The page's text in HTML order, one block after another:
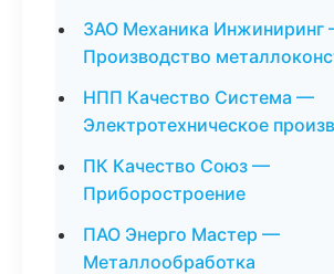
ЗАО Механика Инжиниринг
Производство
НПП Качество Система —
Электротехническое
ПК Качество Союз —
Приборостроение
ПАО Энерго Мастер —
Металлообработка